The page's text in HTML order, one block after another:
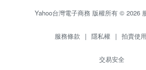
Yahoo台灣電子商務 版權所有 © 2026
服務條款 | 隱私權 | 拍賣使
交易安全